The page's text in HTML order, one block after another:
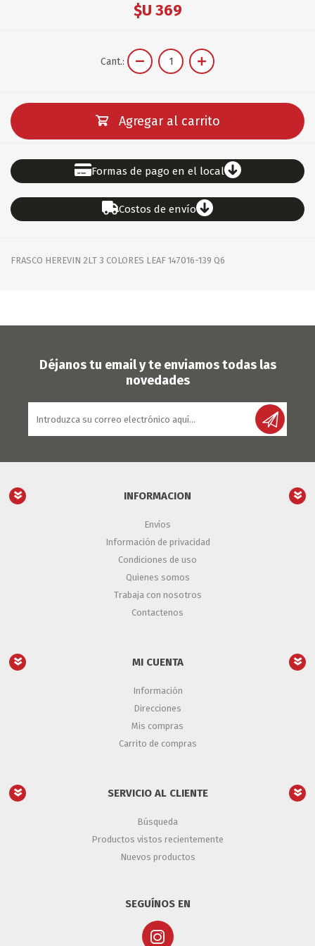
$U 369
Cant.:
Agregar al carrito
Formas de pago en el local
Costos de envío
FRASCO HEREVIN 2LT 3 COLORES LEAF 147016-139 Q6
Déjanos tu email y te enviamos todas las
novedades
INFORMACION
Envíos
Información de privacidad
Condiciones de uso
Quienes somos
Trabaja con nosotros
Contactenos
MI CUENTA
Información
Direcciones
Mis compras
Carrito de compras
SERVICIO AL CLIENTE
Búsqueda
Productos vistos recientemente
Nuevos productos
SEGUÍNOS EN